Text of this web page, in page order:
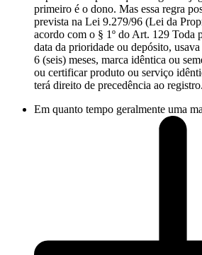
primeiro é o dono. Mas essa regra
prevista na Lei 9.279/96 (Lei da
acordo com o § 1º do Art. 129 Toda
data da prioridade ou depósito,
6 (seis) meses, marca idêntica ou
ou certificar produto ou serviço
terá direito de precedência ao registro.
Em quanto tempo geralmente uma